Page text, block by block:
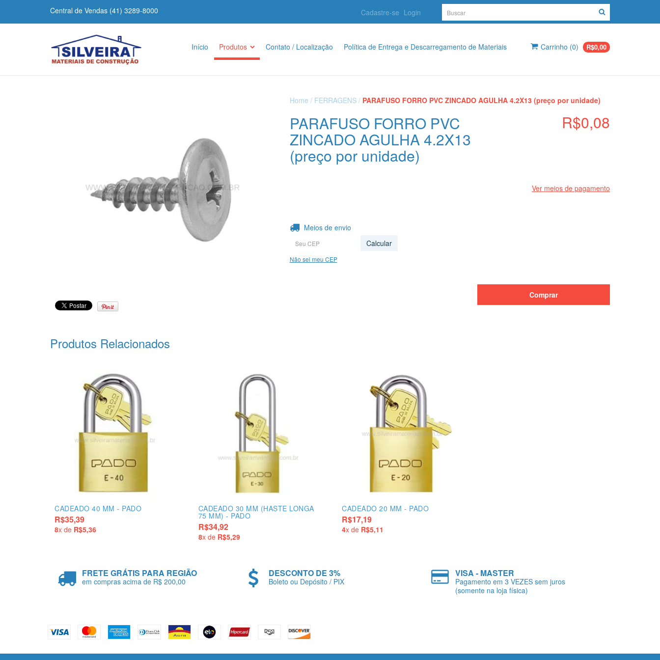
Central de Vendas (41) 3289-8000 Cadastre-se Login
Carrinho (0) R$0,00
Início Produtos Contato / Localização Política de Entrega e Descarregamento de Materiais
Home / FERRAGENS / PARAFUSO FORRO PVC ZINCADO AGULHA 4.2X13 (preço por unidade)
PARAFUSO FORRO PVC
ZINCADO AGULHA 4.2X13
(preço por unidade)
R$0,08
Ver meios de pagamento
Entregas para o CEP:
Meios de envio
Calcular
Não sei meu CEP
Produtos Relacionados
CADEADO 40 MM - PADO
R$35,39
8x de R$5,36
CADEADO 30 MM (HASTE LONGA
75 MM) - PADO
R$34,92
8x de R$5,29
CADEADO 20 MM - PADO
R$17,19
4x de R$5,11
FRETE GRÁTIS PARA REGIÃO
em compras acima de R$ 200,00
DESCONTO DE 3%
Boleto ou Depósito / PIX
VISA - MASTER
Pagamento em 3 VEZES sem juros
(somente na loja física)